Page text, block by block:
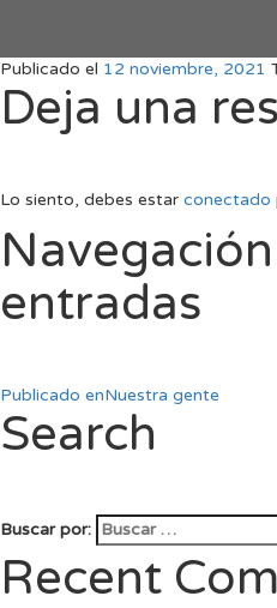
Publicado el 12 noviembre, 2021
Deja una
Lo siento, debes estar conectado
entradas
Publicado enNuestra gente
Search
Buscar por:
Recent